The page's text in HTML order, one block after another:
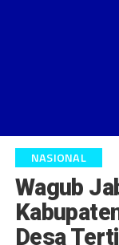
NASIONAL
Wagub
Desa